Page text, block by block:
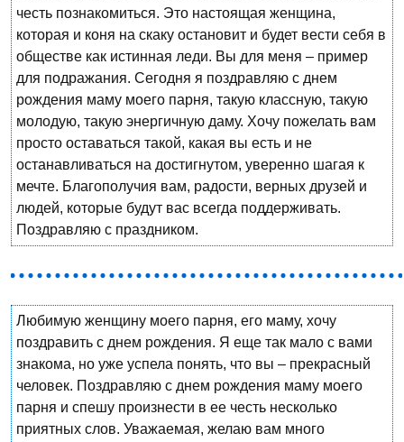
честь познакомиться. Это настоящая женщина,
которая и коня на скаку остановит и будет вести себя в
обществе как истинная леди. Вы для меня – пример
для подражания. Сегодня я поздравляю с днем
рождения маму моего парня, такую классную, такую
молодую, такую энергичную даму. Хочу пожелать вам
просто оставаться такой, какая вы есть и не
останавливаться на достигнутом, уверенно шагая к
мечте. Благополучия вам, радости, верных друзей и
людей, которые будут вас всегда поддерживать.
Поздравляю с праздником.
Любимую женщину моего парня, его маму, хочу
поздравить с днем рождения. Я еще так мало с вами
знакома, но уже успела понять, что вы – прекрасный
человек. Поздравляю с днем рождения маму моего
парня и спешу произнести в ее честь несколько
приятных слов. Уважаемая, желаю вам много